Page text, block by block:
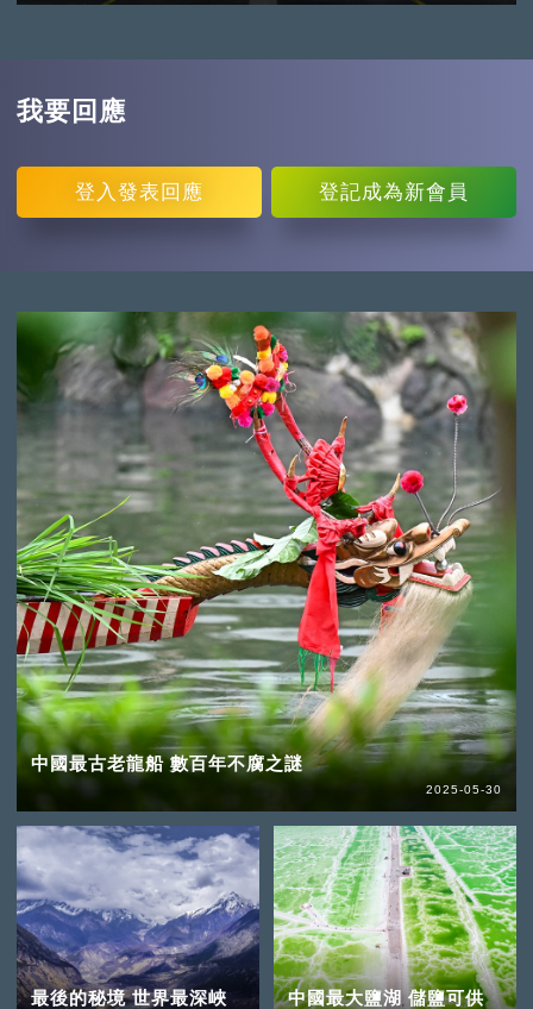
我要回應
登入 發表回應 登記成為新會員
中國最古老龍船 數百年不腐之謎
2025-05-30
最後的秘境 世界最深峽
中國最大鹽湖 儲鹽可供